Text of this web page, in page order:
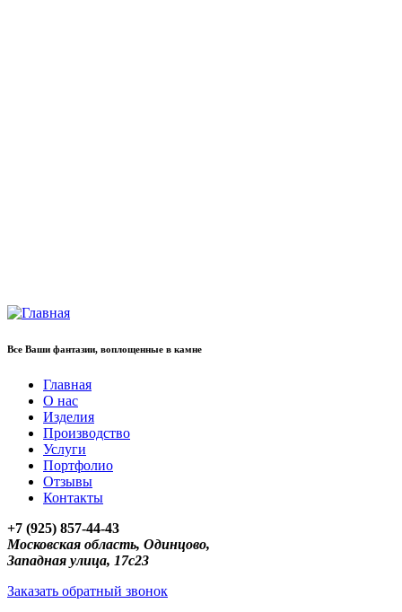
Все Ваши фантазии, воплощенные в камне
Главная
О нас
Изделия
Производство
Услуги
Портфолио
Отзывы
Контакты
+7 (925) 857-44-43
Московская область, Одинцово,
Западная улица, 17с23
Заказать обратный звонок